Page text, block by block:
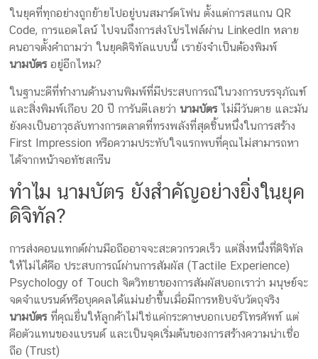
รับ
ผลิต
กล่อง
รับ
กล่อง
ครีม
รับ
ผลิต
กล่อง
Packaging
Design
ผลิต
กล่อง
เซ็ต
รับ
ผลิต
กล่อง
เครื่อง
ในยุคที่ทุกอย่างถูกย้ายไปอยู่บนสมาร์ตโฟน ตั้งแต่การสแกน QR
Code, การแอดไลน์ ไปจนถึงการส่งโปรไฟล์ผ่าน LinkedIn หลาย
คนอาจตั้งคำถามว่า ในยุคดิจิทัลแบบนี้ เรายังจำเป็นต้องพิมพ์
นามบัตรอยู่อีกไหม?
ในฐานะดีที่ทำงานด้านงานพิมพ์ที่มีประสบการณ์ในวงการบรรจุภัณฑ์
และสิ่งพิมพ์เกือบ 20 ปี การันตีเลยว่านามบัตรไม่มีวันตาย และมัน
ยังคงเป็นอาวุธลับทางการตลาดที่ทรงพลังที่สุดชิ้นหนึ่งในการสร้าง
First Impression หรือความประทับใจแรกพบที่คุณไม่สามารถหา
ได้จากหน้าจอทัชสกรีน
ทำไม นามบัตร ยังสำคัญอย่างยิ่งในยุค
ดิจิทัล?
การส่งคอนแทกต์ผ่านมือถืออาจจะสะดวกรวดเร็ว แต่สิ่งหนึ่งที่ดิจิทัล
ให้ไม่ได้คือ ประสบการณ์ผ่านการสัมผัส (Tactile Experience)
Psychology of Touch จิตวิทยาของการสัมผัสบอกเราว่า มนุษย์จะ
จดจำแบรนด์หรือบุคคลได้แม่นยำขึ้นเมื่อมีการหยิบจับวัตถุจริง
นามบัตรที่คุณยื่นให้ลูกค้าไม่ใช่แค่กระดาษบอกเบอร์โทรศัพท์ แต่
คือตัวแทนของแบรนด์ และเป็นจุดเริ่มต้นของการสร้างความน่าเชื่อ
ถือ (Trust)